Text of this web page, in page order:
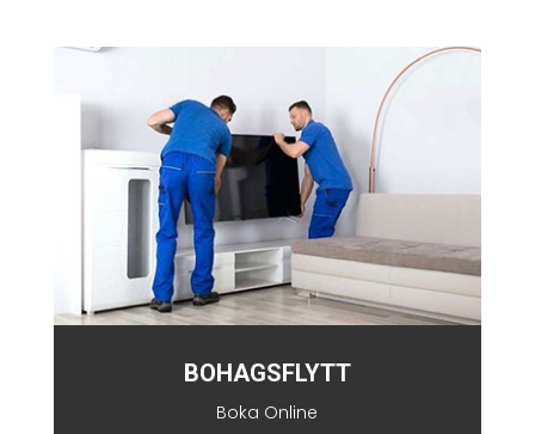
BOHAGSFLYTT
Boka Online